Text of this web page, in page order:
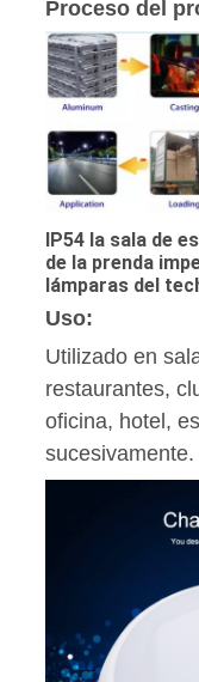
Proceso del
IP54 la sala de
de la prenda
lámparas del
Uso:
Utilizado en
restaurantes,
oficina, hotel,
sucesivamente.